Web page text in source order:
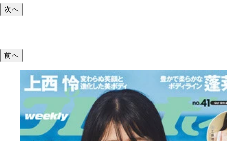
次へ
前へ